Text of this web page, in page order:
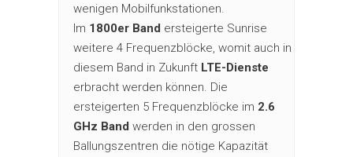
wenigen Mobilfunkstationen.
Im 1800er Band ersteigerte Sunrise
weitere 4 Frequenzblöcke, womit auch in
diesem Band in Zukunft LTE-Dienste
erbracht werden können. Die
ersteigerten 5 Frequenzblöcke im 2.6
GHz Band werden in den grossen
Ballungszentren die nötige Kapazität